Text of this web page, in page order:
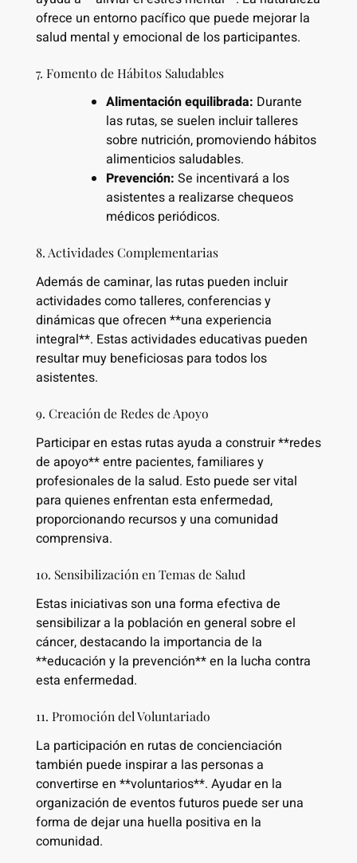
ofrece un entorno pacífico que puede mejorar la
salud mental y emocional de los participantes.
7. Fomento de Hábitos Saludables
Alimentación equilibrada: Durante
las rutas, se suelen incluir talleres
sobre nutrición, promoviendo hábitos
alimenticios saludables.
Prevención: Se incentivará a los
asistentes a realizarse chequeos
médicos periódicos.
8. Actividades Complementarias
Además de caminar, las rutas pueden incluir
actividades como talleres, conferencias y
dinámicas que ofrecen **una experiencia
integral**. Estas actividades educativas pueden
resultar muy beneficiosas para todos los
asistentes.
9. Creación de Redes de Apoyo
Participar en estas rutas ayuda a construir **redes
de apoyo** entre pacientes, familiares y
profesionales de la salud. Esto puede ser vital
para quienes enfrentan esta enfermedad,
proporcionando recursos y una comunidad
comprensiva.
10. Sensibilización en Temas de Salud
Estas iniciativas son una forma efectiva de
sensibilizar a la población en general sobre el
cáncer, destacando la importancia de la
**educación y la prevención** en la lucha contra
esta enfermedad.
11. Promoción del Voluntariado
La participación en rutas de concienciación
también puede inspirar a las personas a
convertirse en **voluntarios**. Ayudar en la
organización de eventos futuros puede ser una
forma de dejar una huella positiva en la
comunidad.